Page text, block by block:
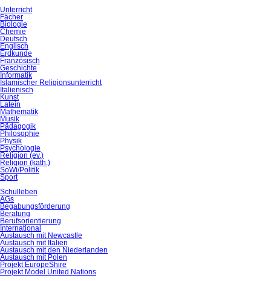
Unterricht
Fächer
Biologie
Chemie
Deutsch
Englisch
Erdkunde
Französisch
Geschichte
Informatik
Islamischer Religionsunterricht
Italienisch
Kunst
Latein
Mathematik
Musik
Pädagogik
Philosophie
Physik
Psychologie
Religion (ev.)
Religion (kath.)
SoWi/Politik
Sport
Schulleben
AGs
Begabungsförderung
Beratung
Berufsorientierung
International
Austausch mit Newcastle
Austausch mit Italien
Austausch mit den Niederlanden
Austausch mit Polen
Projekt EuropeShire
Projekt Model United Nations